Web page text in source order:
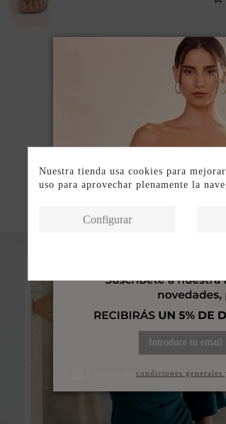
condiciones
Nuestra tienda usa cookies para
uso para aprovechar plenamente la
Configurar